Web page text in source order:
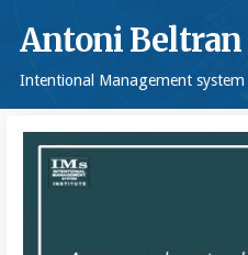
Antoni Beltran
Intentional Management system